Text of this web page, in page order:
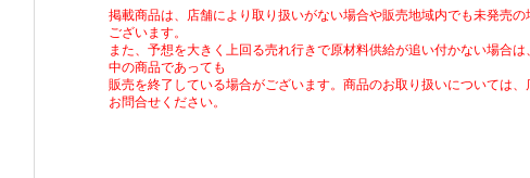
掲載商品は、店舗により取り扱いがない場合や販売地域内でも未発売の
ございます。
また、予想を大きく上回る売れ行きで原材料供給が追い付かない場合は
中の商品であっても
販売を終了している場合がございます。商品のお取り扱いについては、
お問合せください。